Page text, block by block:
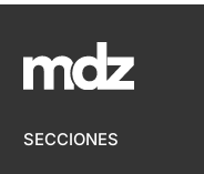
SECCIONES